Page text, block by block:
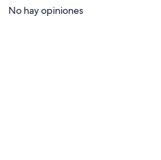
No hay opiniones